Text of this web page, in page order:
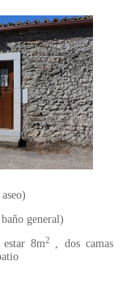
general)
8m2 , dos camas